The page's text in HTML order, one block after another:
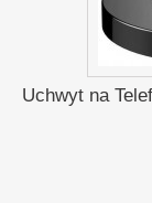
Uchwyt na